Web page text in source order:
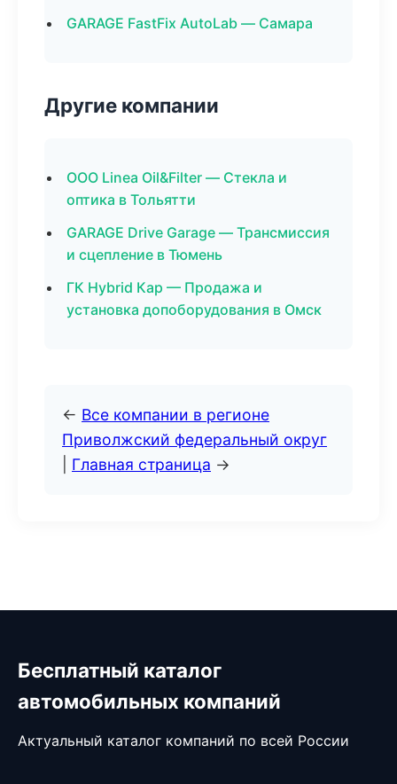
GARAGE FastFix AutoLab — Самара
Другие компании
ООО Linea Oil&Filter — Стекла и
оптика в Тольятти
GARAGE Drive Garage — Трансмиссия
и сцепление в Тюмень
ГК Hybrid Кар — Продажа и
установка допоборудования в Омск
← Все компании в регионе
Приволжский федеральный округ
Главная страница →
Бесплатный каталог
автомобильных компаний
Актуальный каталог компаний по всей России